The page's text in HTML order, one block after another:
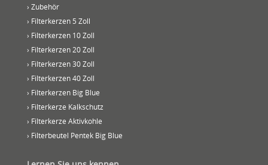
› Zubehör
› Filterkerzen 5 Zoll
› Filterkerzen 10 Zoll
› Filterkerzen 20 Zoll
› Filterkerzen 30 Zoll
› Filterkerzen 40 Zoll
› Filterkerzen Big Blue
› Filterkerze Kalkschutz
› Filterkerze Aktivkohle
› Filterbeutel Pentek Big Blue